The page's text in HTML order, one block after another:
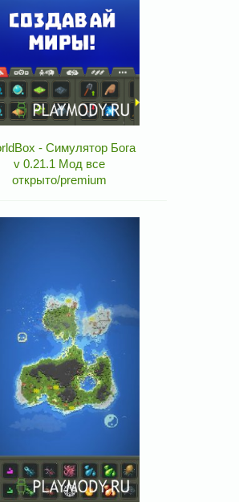
- Симулятор Бога
v 0.21.1 Мод все
открыто/premium